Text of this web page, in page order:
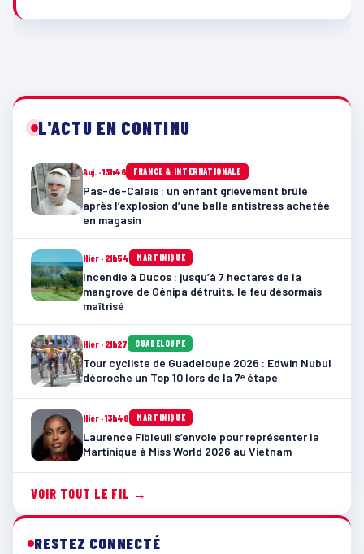
L'ACTU EN CONTINU
Auj. · 13h46 FRANCE & INTERNATIONALE
Pas-de-Calais : un enfant grièvement brûlé
après l’explosion d’une balle antistress achetée
en magasin
Hier · 21h54 MARTINIQUE
Incendie à Ducos : jusqu’à 7 hectares de la
mangrove de Génipa détruits, le feu désormais
maîtrisé
Hier · 21h27 GUADELOUPE
Tour cycliste de Guadeloupe 2026 : Edwin Nubul
décroche un Top 10 lors de la 7ᵉ étape
Hier · 13h48 MARTINIQUE
Laurence Fibleuil s’envole pour représenter la
Martinique à Miss World 2026 au Vietnam
VOIR TOUT LE FIL →
RESTEZ CONNECTÉ